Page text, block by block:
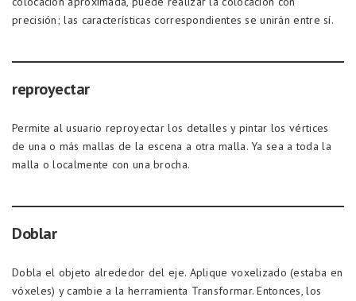
precisión; las características correspondientes se unirán entre sí.
reproyectar
Permite al usuario reproyectar los detalles y pintar los vértices
de una o más mallas de la escena a otra malla. Ya sea a toda la
malla o localmente con una brocha.
Doblar
Dobla el objeto alrededor del eje. Aplique voxelizado (estaba en
vóxeles) y cambie a la herramienta Transformar. Entonces, los